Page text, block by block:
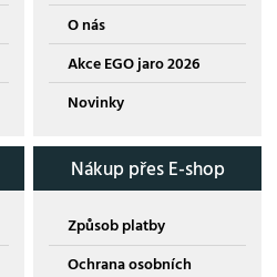
O nás
Akce EGO jaro 2026
Novinky
Nákup přes E-shop
Způsob platby
Ochrana osobních